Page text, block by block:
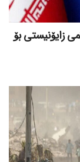
زایۆنیستی بۆ